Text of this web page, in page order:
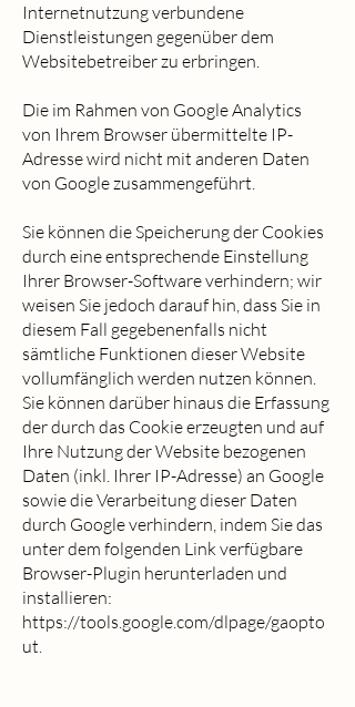
Internetnutzung verbundene
Dienstleistungen gegenüber dem
Websitebetreiber zu erbringen.
Die im Rahmen von Google Analytics
von Ihrem Browser übermittelte IP-
Adresse wird nicht mit anderen Daten
von Google zusammengeführt.
Sie können die Speicherung der Cookies
durch eine entsprechende Einstellung
Ihrer Browser-Software verhindern; wir
weisen Sie jedoch darauf hin, dass Sie in
diesem Fall gegebenenfalls nicht
sämtliche Funktionen dieser Website
vollumfänglich werden nutzen können.
Sie können darüber hinaus die Erfassung
der durch das Cookie erzeugten und auf
Ihre Nutzung der Website bezogenen
Daten (inkl. Ihrer IP-Adresse) an Google
sowie die Verarbeitung dieser Daten
durch Google verhindern, indem Sie das
unter dem folgenden Link verfügbare
Browser-Plugin herunterladen und
installieren:
https://tools.google.com/dlpage/gaopto
ut.